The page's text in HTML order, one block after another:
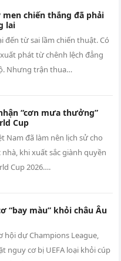
men chiến thắng đã phải
lai
đến từ sai lầm chiến thuật. Có
phát từ chênh lệch đẳng
Nhưng trận thua…
“cơn mưa thưởng”
Cup
Nam đã làm nên lịch sử cho
khi xuất sắc giành quyền
Cup 2026….
“bay màu” khỏi châu Âu
hội dự Champions League,
nguy cơ bị UEFA loại khỏi cúp